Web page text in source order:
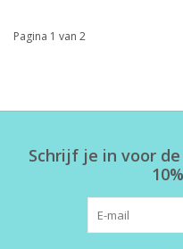
Pagina 1 van 2
Schrijf je in voor